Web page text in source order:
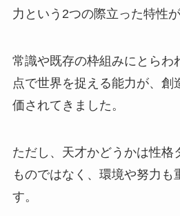
力という2つの際立った特性が
常識や既存の枠組みにとらわ
点で世界を捉える能力が、創
価されてきました。
ただし、天才かどうかは性格
ものではなく、環境や努力も
す。